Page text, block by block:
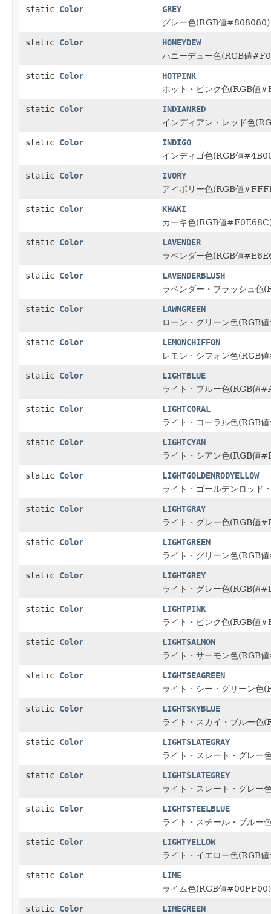
static Color GREY
グレー色(RGB値#808080)
static Color HONEYDEW
ハニーデュー色(RGB値
static Color HOTPINK
ホット・ピンク色(RGB値
static Color INDIANRED
インディアン・レッド色
static Color INDIGO
インディゴ色(RGB値
static Color IVORY
アイボリー色(RGB値
static Color KHAKI
カーキ色(RGB値
static Color LAVENDER
ラベンダー色(RGB値
static Color LAVENDERBLUSH
ラベンダー・ブラッシュ
static Color LAWNGREEN
ローン・グリーン色(RGB
static Color LEMONCHIFFON
レモン・シフォン色(RGB
static Color LIGHTBLUE
ライト・ブルー色(RGB値
static Color LIGHTCORAL
ライト・コーラル色(RGB
static Color LIGHTCYAN
ライト・シアン色(RGB値
static Color LIGHTGOLDENRODYELLOW
ライト・ゴールデンロッ
static Color LIGHTGRAY
ライト・グレー色(RGB値
static Color LIGHTGREEN
ライト・グリーン色(RGB
static Color LIGHTGREY
ライト・グレー色(RGB値
static Color LIGHTPINK
ライト・ピンク色(RGB値
static Color LIGHTSALMON
ライト・サーモン色(RGB
static Color LIGHTSEAGREEN
ライト・シー・グリーン
static Color LIGHTSKYBLUE
ライト・スカイ・ブルー
static Color LIGHTSLATEGRAY
ライト・スレート・グレ
static Color LIGHTSLATEGREY
ライト・スレート・グレ
static Color LIGHTSTEELBLUE
ライト・スチール・ブル
static Color LIGHTYELLOW
ライト・イエロー色(RGB
static Color LIME
ライム色(RGB値#00FF00)
static Color LIMEGREEN